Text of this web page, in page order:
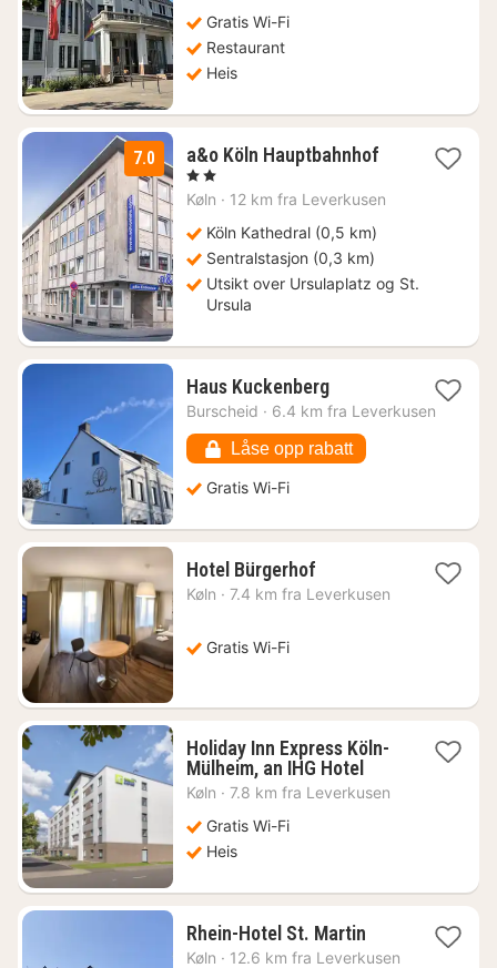
Gratis Wi-Fi
Restaurant
Heis
7.0 a&o Köln Hauptbahnhof2
fra
, 2 Stjerner
Køln · 12 km fra Leverkusen
Köln Kathedral (0,5 km)
Sentralstasjon (0,3 km)
Utsikt over Ursulaplatz og St.
Ursula
Haus Kuckenberg1
natt
1252
kr.
Burscheid · 6.4 km fra Leverkusen
Låse opp rabatt
Gratis Wi-Fi
Hotel Bürgerhof1
natt
Køln · 7.4 km fra Leverkusen
Gratis Wi-Fi
Holiday Inn Express Köln-
Mülheim, an IHG Hotel1
natt
Køln · 7.8 km fra Leverkusen
Gratis Wi-Fi
Heis
Rhein-Hotel St. Martin1
natt
Køln · 12.6 km fra Leverkusen